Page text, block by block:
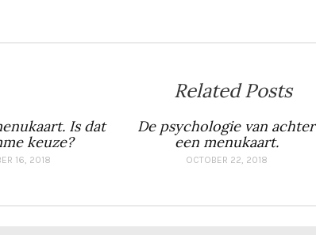
Related Posts
Is dat
keuze?
16, 2018
De psychologie van achter
een menukaart.
OCTOBER 22, 2018